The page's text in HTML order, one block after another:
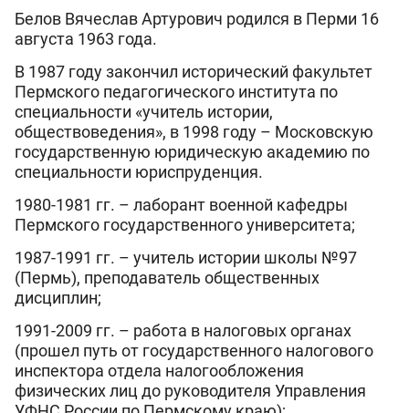
Белов Вячеслав Артурович родился в Перми 16
августа 1963 года.
В 1987 году закончил исторический факультет
Пермского педагогического института по
специальности «учитель истории,
обществоведения», в 1998 году – Московскую
государственную юридическую академию по
специальности юриспруденция.
1980-1981 гг. – лаборант военной кафедры
Пермского государственного университета;
1987-1991 гг. – учитель истории школы №97
(Пермь), преподаватель общественных
дисциплин;
1991-2009 гг. – работа в налоговых органах
(прошел путь от государственного налогового
инспектора отдела налогообложения
физических лиц до руководителя Управления